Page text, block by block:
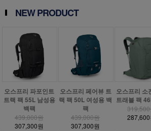
NEW PRODUCT
오스프리 파포인트
트랙 팩 55L 남성용
백팩
439,000원
307,300원
오스프리 페어뷰 트
랙 팩 50L 여성용 백
팩
439,000원
307,300원
오스프리 소
트래블 팩
287,600